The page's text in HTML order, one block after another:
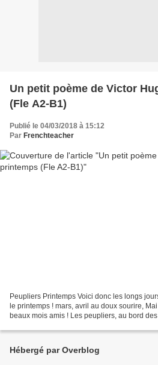
Un petit poème de Victor
(Fle A2-B1)
Publié le 04/03/2018 à 15:12
Par Frenchteacher
Peupliers Printemps Voici donc les longs
le printemps ! mars, avril au doux sourire,
beaux mois amis ! Les peupliers, au bord
Hébergé par Overblog